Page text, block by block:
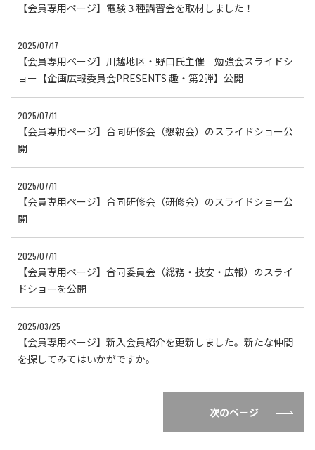
【会員専用ページ】電験３種講習会を取材しました！
2025/07/17
【会員専用ページ】川越地区・野口氏主催 勉強会スライドシ
ョー【企画広報委員会PRESENTS 趣・第2弾】公開
2025/07/11
【会員専用ページ】合同研修会（懇親会）のスライドショー公
開
2025/07/11
【会員専用ページ】合同研修会（研修会）のスライドショー公
開
2025/07/11
【会員専用ページ】合同委員会（総務・技安・広報）のスライ
ドショーを公開
2025/03/25
【会員専用ページ】新入会員紹介を更新しました。新たな仲間
を探してみてはいかがですか。
次のページ